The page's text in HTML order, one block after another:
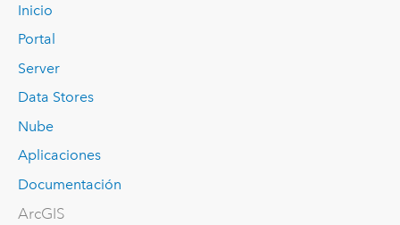
Inicio
Portal
Server
Data Stores
Nube
Aplicaciones
Documentación
ArcGIS